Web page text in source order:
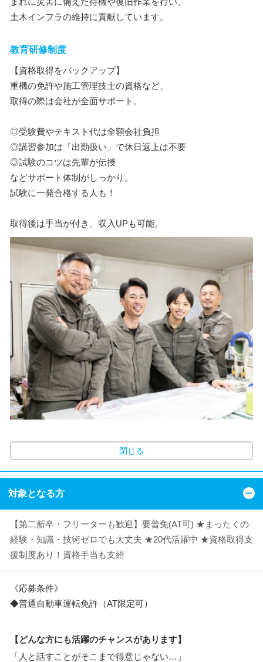
土木インフラの維持に貢献しています。
教育研修制度
【資格取得をバックアップ】
重機の免許や施工管理技士の資格など、
取得の際は会社が全面サポート。
◎受験費やテキスト代は全額会社負担
◎講習参加は「出勤扱い」で休日返上は不要
◎試験のコツは先輩が伝授
などサポート体制がしっかり。
試験に一発合格する人も！
取得後は手当が付き、収入UPも可能。
閉じる
対象となる方
【第二新卒・フリーターも歓迎】要普免(AT可) ★まったくの
経験・知識・技術ゼロでも大丈夫 ★20代活躍中 ★資格取得支
援制度あり！資格手当も支給
《応募条件》
◆普通自動車運転免許（AT限定可）
【どんな方にも活躍のチャンスがあります】
「人と話すことがそこまで得意じゃない…」